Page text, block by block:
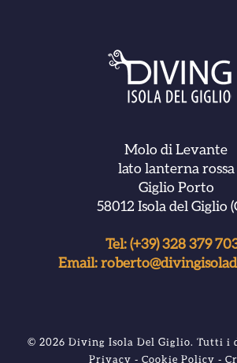
Molo di Levante
lato lanterna rossa
Giglio Porto
58012 Isola del Giglio
Tel:(+39) 328 379
Email:
© 2026 Diving Isola Del Giglio. Tutti
Privacy -Cookie Policy -